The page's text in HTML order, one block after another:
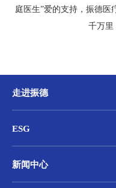
庭医生”爱的支持，振德医
千万里
走进振德
ESG
新闻中心